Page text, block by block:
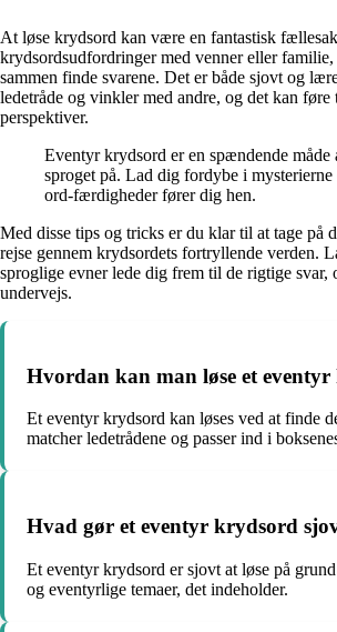
At løse krydsord kan være en fantastisk
krydsordsudfordringer med venner eller
sammen finde svarene. Det er både sjovt og
ledetråde og vinkler med andre, og det kan
perspektiver.
Eventyr krydsord er en spændende måde
sproget på. Lad dig fordybe i
ord-færdigheder fører dig hen.
Med disse tips og tricks er du klar til at tage på
rejse gennem krydsordets fortryllende verden.
sproglige evner lede dig frem til de rigtige svar,
undervejs.
Hvordan kan man løse et
Et eventyr krydsord kan løses ved at finde
matcher ledetrådene og passer ind i
Hvad gør et eventyr krydsord
Et eventyr krydsord er sjovt at løse på
og eventyrlige temaer, det indeholder.